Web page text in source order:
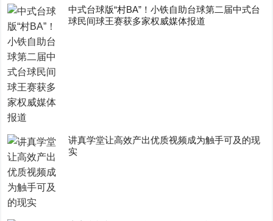
中式台球版“村BA”！小铁自助台球第二届中式台
球民间球王赛获多家权威媒体报道
讲真学堂让高效产出优质视频成为触手可及的现
实